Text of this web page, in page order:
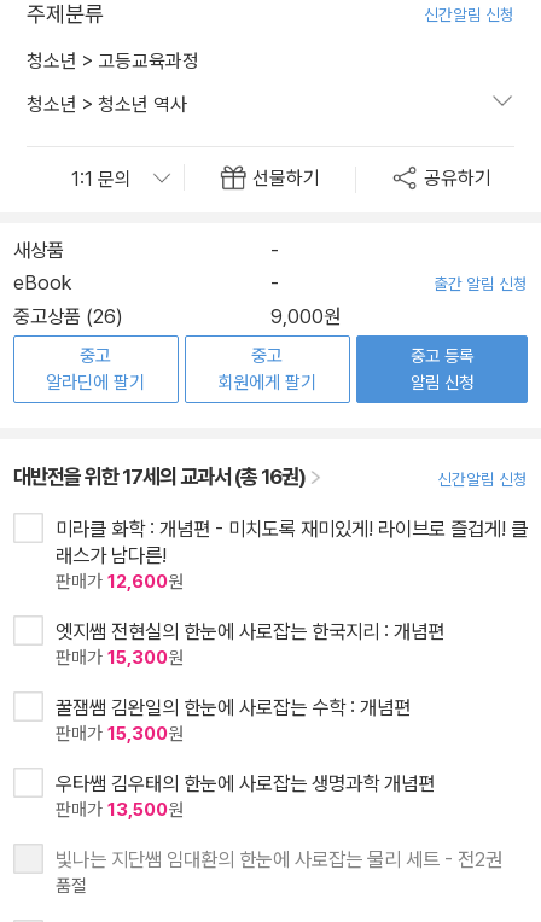
주제분류 신간알림 신청
청소년 > 고등교육과정
청소년 > 청소년 역사
선물하기 공유하기
새상품
-
eBook
- 출간 알림 신청
중고상품 (26) 9,000원
중고
알라딘에 팔기
중고
회원에게 팔기
중고 등록
알림 신청
대반전을 위한 17세의 교과서 (총 16권) 신간알림 신청
미라클 화학 : 개념편 - 미치도록 재미있게! 라이브로 즐겁게! 클
래스가 남다른!
판매가 12,600원
엣지쌤 전현실의 한눈에 사로잡는 한국지리 : 개념편
판매가 15,300원
꿀잼쌤 김완일의 한눈에 사로잡는 수학 : 개념편
판매가 15,300원
우타쌤 김우태의 한눈에 사로잡는 생명과학 개념편
판매가 13,500원
빛나는 지단쌤 임대환의 한눈에 사로잡는 물리 세트 - 전2권
품절